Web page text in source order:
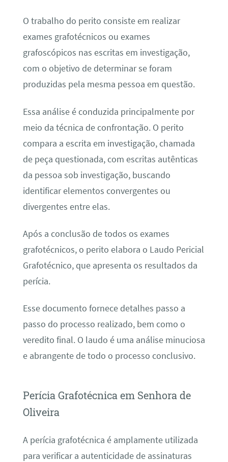
O trabalho do perito consiste em realizar
exames grafotécnicos ou exames
grafoscópicos nas escritas em investigação,
com o objetivo de determinar se foram
produzidas pela mesma pessoa em questão.
Essa análise é conduzida principalmente por
meio da técnica de confrontação. O perito
compara a escrita em investigação, chamada
de peça questionada, com escritas autênticas
da pessoa sob investigação, buscando
identificar elementos convergentes ou
divergentes entre elas.
Após a conclusão de todos os exames
grafotécnicos, o perito elabora o Laudo Pericial
Grafotécnico, que apresenta os resultados da
perícia.
Esse documento fornece detalhes passo a
passo do processo realizado, bem como o
veredito final. O laudo é uma análise minuciosa
e abrangente de todo o processo conclusivo.
Perícia Grafotécnica em Senhora de
Oliveira
A perícia grafotécnica é amplamente utilizada
para verificar a autenticidade de assinaturas